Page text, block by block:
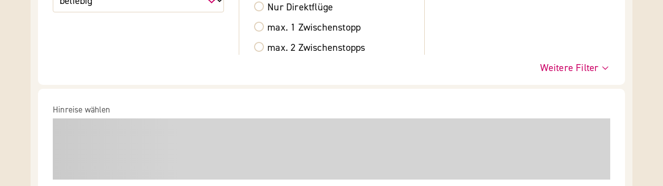
Nur Direktflüge
max. 1 Zwischenstopp
max. 2 Zwischenstopps
Weitere Filter
Hinreise wählen